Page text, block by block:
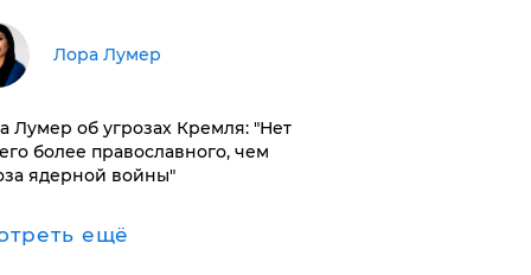
​Лора Лумер
Лумер об угрозах Кремля: "Нет
более православного, чем
ядерной войны"
ещё